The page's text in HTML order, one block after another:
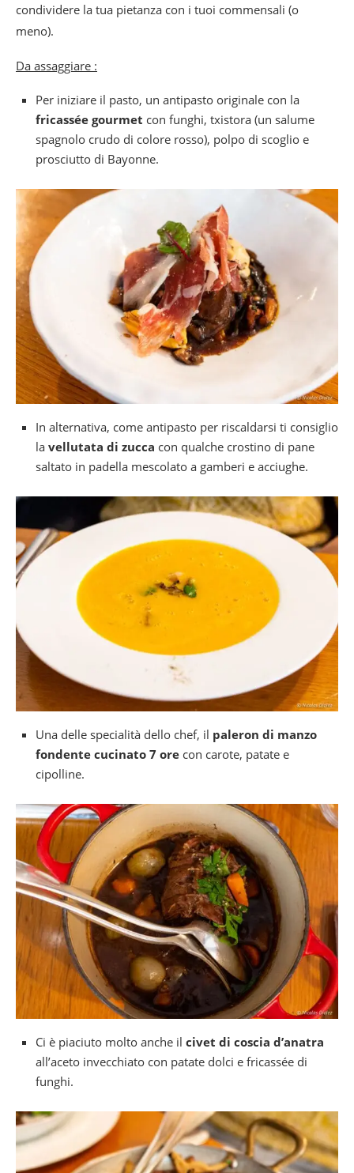
condividere la tua pietanza con i tuoi commensali (o
meno).
Da assaggiare :
Per iniziare il pasto, un antipasto originale con la
fricassée gourmet con funghi, txistora (un salume
spagnolo crudo di colore rosso), polpo di scoglio e
prosciutto di Bayonne.
In alternativa, come antipasto per riscaldarsi ti consiglio
la vellutata di zucca con qualche crostino di pane
saltato in padella mescolato a gamberi e acciughe.
Una delle specialità dello chef, il paleron di manzo
fondente cucinato 7 ore con carote, patate e
cipolline.
Ci è piaciuto molto anche il civet di coscia d’anatra
all’aceto invecchiato con patate dolci e fricassée di
funghi.